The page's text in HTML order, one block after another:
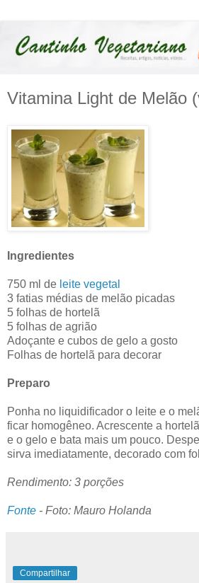
Vitamina Light de Melão
Ingredientes
750 ml de leite vegetal
3 fatias médias de melão picadas
5 folhas de hortelã
5 folhas de agrião
Adoçante e cubos de gelo a gosto
Folhas de hortelã para decorar
Preparo
Ponha no liquidificador o leite e o
ficar homogêneo. Acrescente a
e o gelo e bata mais um pouco.
sirva imediatamente, decorado com
Rendimento: 3 porções
Fonte - Foto: Mauro Holanda
Compartilhar